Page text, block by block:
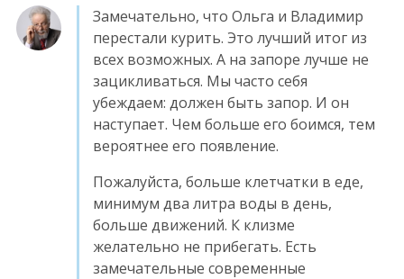
Замечательно, что Ольга и Владимир
перестали курить. Это лучший итог из
всех возможных. А на запоре лучше не
зацикливаться. Мы часто себя
убеждаем: должен быть запор. И он
наступает. Чем больше его боимся, тем
вероятнее его появление.
Пожалуйста, больше клетчатки в еде,
минимум два литра воды в день,
больше движений. К клизме
желательно не прибегать. Есть
замечательные современные